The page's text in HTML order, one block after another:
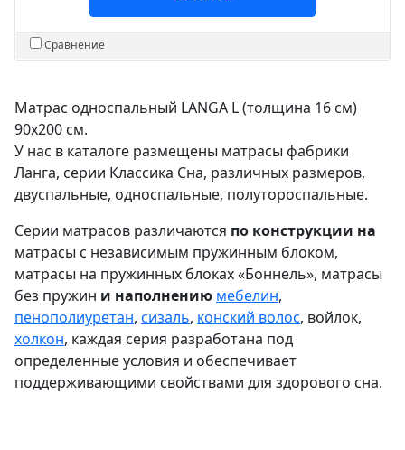
Сравнение
Матрас односпальный LANGA L (толщина 16 см)
90х200 см.
У нас в каталоге размещены матрасы фабрики
Ланга, серии Классика Сна, различных размеров,
двуспальные, односпальные, полутороспальные.
Серии матрасов различаются по конструкции на
матрасы с независимым пружинным блоком,
матрасы на пружинных блоках «Боннель», матрасы
без пружин и наполнению мебелин,
пенополиуретан, сизаль, конский волос, войлок,
холкон, каждая серия разработана под
определенные условия и обеспечивает
поддерживающими свойствами для здорового сна.